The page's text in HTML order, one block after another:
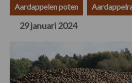
Aardappelen poten
29 januari 2024